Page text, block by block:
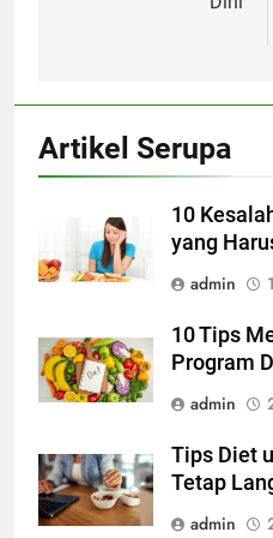
Artikel Serupa
10
yang
admin
10 Tips
Program
admin
Tips Diet
Tetap
admin